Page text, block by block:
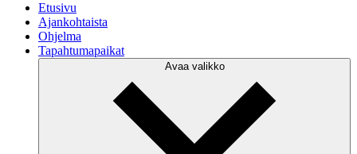
Etusivu
Ajankohtaista
Ohjelma
Tapahtumapaikat
Avaa valikko